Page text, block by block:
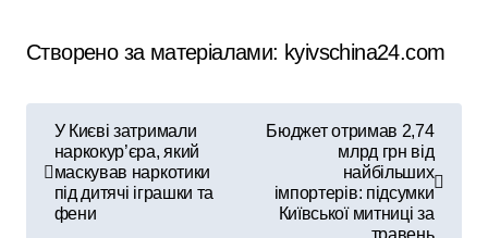
Створено за матеріалами: kyivschina24.com
У Києві затримали
наркокур’єра, який
маскував наркотики
під дитячі іграшки та
фени
Бюджет отримав 2,74
млрд грн від
найбільших
імпортерів: підсумки
Київської митниці за
травень